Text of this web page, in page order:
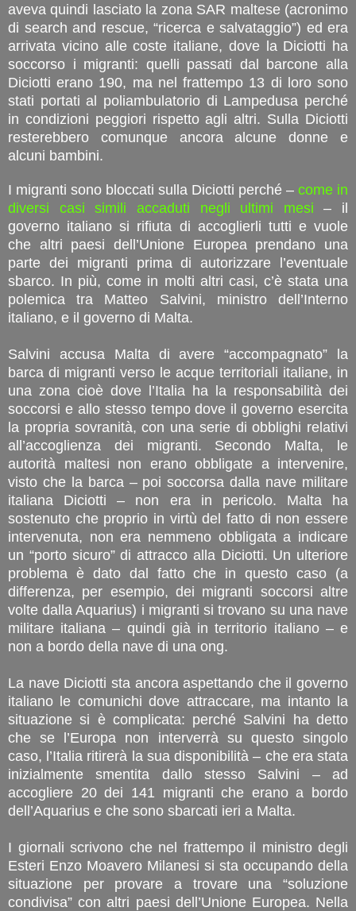
aveva quindi lasciato la zona SAR maltese (acronimo
di search and rescue, “ricerca e salvataggio”) ed era
arrivata vicino alle coste italiane, dove la Diciotti ha
soccorso i migranti: quelli passati dal barcone alla
Diciotti erano 190, ma nel frattempo 13 di loro sono
stati portati al poliambulatorio di Lampedusa perché
in condizioni peggiori rispetto agli altri. Sulla Diciotti
resterebbero comunque ancora alcune donne e
alcuni bambini.
I migranti sono bloccati sulla Diciotti perché – come in
diversi casi simili accaduti negli ultimi mesi – il
governo italiano si rifiuta di accoglierli tutti e vuole
che altri paesi dell’Unione Europea prendano una
parte dei migranti prima di autorizzare l’eventuale
sbarco. In più, come in molti altri casi, c’è stata una
polemica tra Matteo Salvini, ministro dell’Interno
italiano, e il governo di Malta.
Salvini accusa Malta di avere “accompagnato” la
barca di migranti verso le acque territoriali italiane, in
una zona cioè dove l’Italia ha la responsabilità dei
soccorsi e allo stesso tempo dove il governo esercita
la propria sovranità, con una serie di obblighi relativi
all’accoglienza dei migranti. Secondo Malta, le
autorità maltesi non erano obbligate a intervenire,
visto che la barca – poi soccorsa dalla nave militare
italiana Diciotti – non era in pericolo. Malta ha
sostenuto che proprio in virtù del fatto di non essere
intervenuta, non era nemmeno obbligata a indicare
un “porto sicuro” di attracco alla Diciotti. Un ulteriore
problema è dato dal fatto che in questo caso (a
differenza, per esempio, dei migranti soccorsi altre
volte dalla Aquarius) i migranti si trovano su una nave
militare italiana – quindi già in territorio italiano – e
non a bordo della nave di una ong.
La nave Diciotti sta ancora aspettando che il governo
italiano le comunichi dove attraccare, ma intanto la
situazione si è complicata: perché Salvini ha detto
che se l’Europa non interverrà su questo singolo
caso, l’Italia ritirerà la sua disponibilità – che era stata
inizialmente smentita dallo stesso Salvini – ad
accogliere 20 dei 141 migranti che erano a bordo
dell’Aquarius e che sono sbarcati ieri a Malta.
I giornali scrivono che nel frattempo il ministro degli
Esteri Enzo Moavero Milanesi si sta occupando della
situazione per provare a trovare una “soluzione
condivisa” con altri paesi dell’Unione Europea. Nella